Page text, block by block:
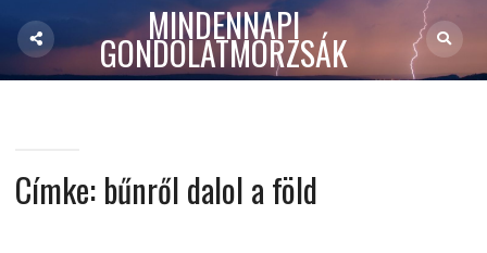
MINDENNAPI
GONDOLATMORZSÁK
Címke: bűnről dalol a föld